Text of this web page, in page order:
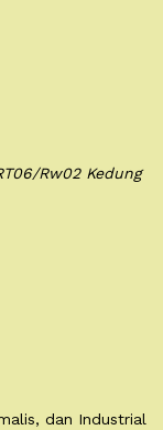
Rw02 Kedung
dan Industrial